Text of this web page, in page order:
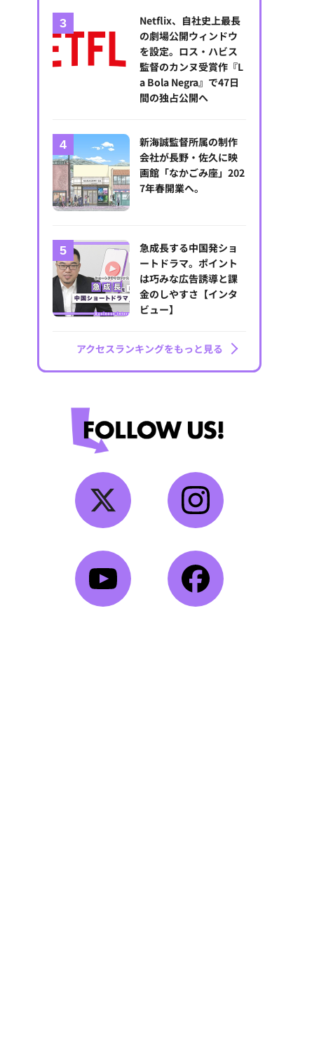
Netflix、自社史上最長
の劇場公開ウィンドウ
を設定。ロス・ハビス
監督のカンヌ受賞作『L
a Bola Negra』で47日
間の独占公開へ
新海誠監督所属の制作
会社が長野・佐久に映
画館「なかごみ座」202
7年春開業へ。
急成長する中国発ショ
ートドラマ。ポイント
は巧みな広告誘導と課
金のしやすさ【インタ
ビュー】
アクセスランキングをもっと見る